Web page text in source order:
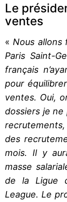
Le
ventes
« Nous allons
Paris Saint-
français
pour
ventes. Oui,
dossiers je ne
des
mois. Il y
masse
de la Ligue
League. Le